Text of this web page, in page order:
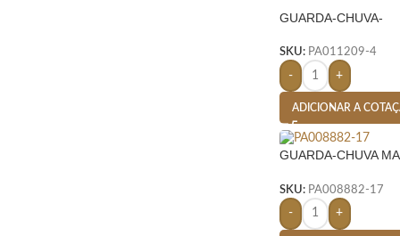
GUARDA-CHUVA-
SKU: PA011209-4
- +
ADICIONAR A
GUARDA-CHUVA
SKU: PA008882-17
- +